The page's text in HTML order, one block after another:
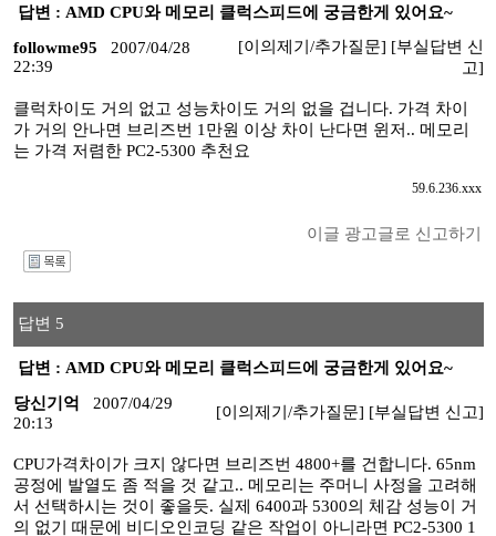
답변 : AMD CPU와 메모리 클럭스피드에 궁금한게 있어요~
followme95
2007/04/28
22:39
[이의제기/추가질문] [부실답변 신
고]
클럭차이도 거의 없고 성능차이도 거의 없을 겁니다. 가격 차이
가 거의 안나면 브리즈번 1만원 이상 차이 난다면 윈저.. 메모리
는 가격 저렴한 PC2-5300 추천요
59.6.236.xxx
이글 광고글로 신고하기
답변 5
답변 : AMD CPU와 메모리 클럭스피드에 궁금한게 있어요~
당신기억
2007/04/29
20:13
[이의제기/추가질문] [부실답변 신고]
CPU가격차이가 크지 않다면 브리즈번 4800+를 건합니다. 65nm
공정에 발열도 좀 적을 것 같고.. 메모리는 주머니 사정을 고려해
서 선택하시는 것이 좋을듯. 실제 6400과 5300의 체감 성능이 거
의 없기 때문에 비디오인코딩 같은 작업이 아니라면 PC2-5300 1